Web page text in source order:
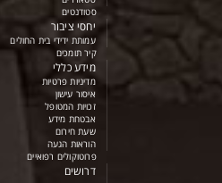
סטודנטים
יחסי ציבור
עמותת ידידי בית החולים
קיר תומכים
מידע כללי
מדיניות פרטיות
איסור עישון
זכויות המטופל
אבטחת מידע
שעת חירום
הוראות הגעה
פרוטוקולים רפואיים
דרושים